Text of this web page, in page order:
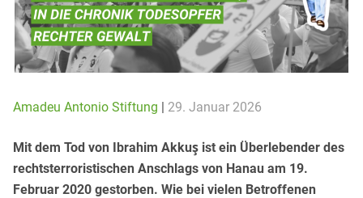
Amadeu Antonio Stiftung | 29. Januar 2026
Mit dem Tod von Ibrahim Akkuş ist ein Überlebender des
rechtsterroristischen Anschlags von Hanau am 19.
Februar 2020 gestorben. Wie bei vielen Betroffenen